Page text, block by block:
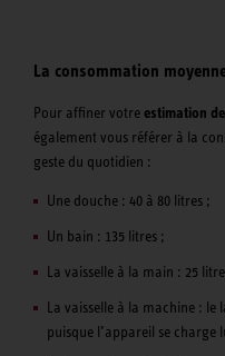
La consommation
Pour affiner votre estimation
également vous référer à la
geste du quotidien :
Une douche : 40 à 80 litres ;
Un bain : 135 litres ;
La vaisselle à la main : 25
La vaisselle à la machine : le
puisque l’appareil se charge